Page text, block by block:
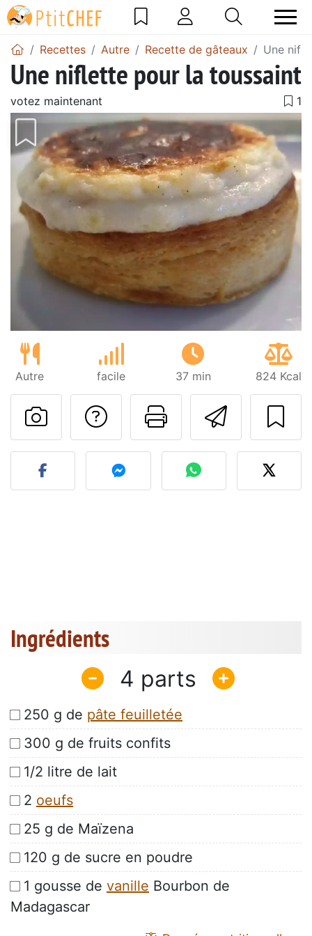
Recettes Autre Recette de gâteaux Une
Une niflette pour la toussaint
votez maintenant
Autre facile 37 min 824 Kcal
Imprimer
Poser une
Publier votre photo de
Ingrédients
4
250 g de pâte feuilletée
300 g de fruits confits
1/2 litre de lait
2 oeufs
25 g de Maïzena
120 g de sucre en poudre
1 gousse de vanille Bourbon de
Madagascar